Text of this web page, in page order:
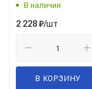
В наличии
2 228₽/шт
В КОРЗИНУ